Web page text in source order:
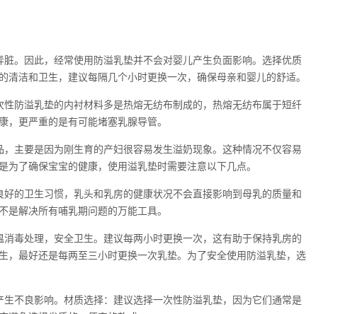
。因此，经常使用防溢乳垫并不会对婴儿产生负面影响。选择优质
洁和卫生，建议每隔几个小时更换一次，确保母亲和婴儿的舒适。
防溢乳垫的内衬材料多是热熔无纺布制成的，热熔无纺布属于短纤
更严重的是有可能堵塞乳腺导管。
主要是因为刚生育的产妇很容易发生溢奶现象。这种情况不仅容易
了确保宝宝的健康，使用溢乳垫时需要注意以下几点。
的卫生习惯，乳头和乳房的健康状况不会直接影响到母乳的质量和
解决所有哺乳期问题的万能工具。
毒处理，安全卫生。建议每两小时更换一次，这有助于保持乳房的
最好还是每两至三小时更换一次乳垫。为了安全使用防溢乳垫，选
不良影响。材质选择：建议选择一次性防溢乳垫，因为它们通常是